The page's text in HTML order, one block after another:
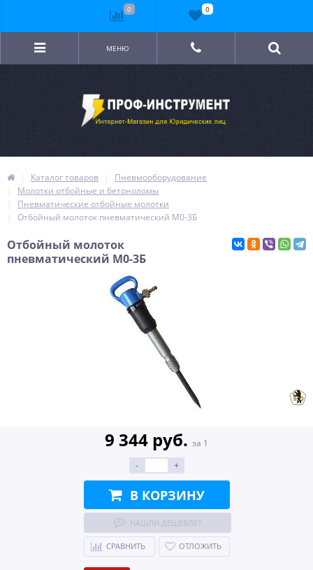
МЕНЮ
Каталог товаров
Пневмооборудование
Молотки отбойные и бетоноломы
Пневматические отбойные молотки
Отбойный молоток пневматический М0-3Б
Отбойный молоток
пневматический М0-3Б
9 344 руб. за 1
-
+
В КОРЗИНУ
НАШЛИ ДЕШЕВЛЕ?
СРАВНИТЬ ОТЛОЖИТЬ
0 0